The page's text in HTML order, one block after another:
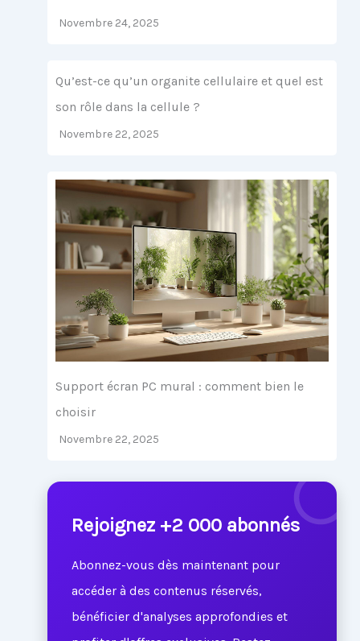
Novembre 24, 2025
Qu’est-ce qu’un organite cellulaire et quel est
son rôle dans la cellule ?
Novembre 22, 2025
Support écran PC mural : comment bien le
choisir
Novembre 22, 2025
Rejoignez +2 000 abonnés
Abonnez-vous dès maintenant pour
accéder à des contenus réservés,
bénéficier d'analyses approfondies et